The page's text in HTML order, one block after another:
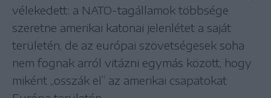
vélekedett: a NATO-tagállamok többsége
szeretne amerikai katonai jelenlétet a saját
területén, de az európai szövetségesek soha
nem fognak arról vitázni egymás között, hogy
miként „osszák el” az amerikai csapatokat